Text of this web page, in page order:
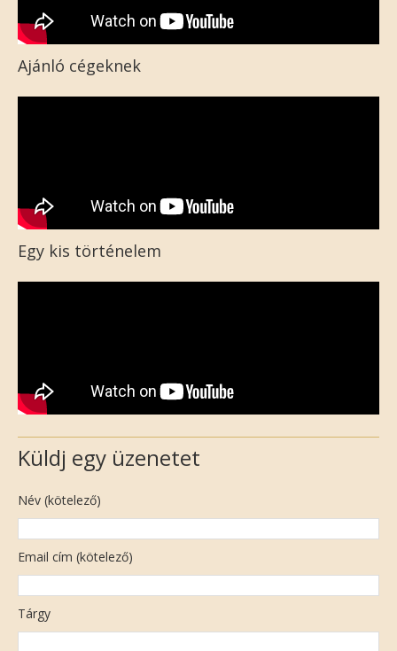
Ajánló cégeknek
Egy kis történelem
Küldj egy üzenetet
Név (kötelező)
Email cím (kötelező)
Tárgy